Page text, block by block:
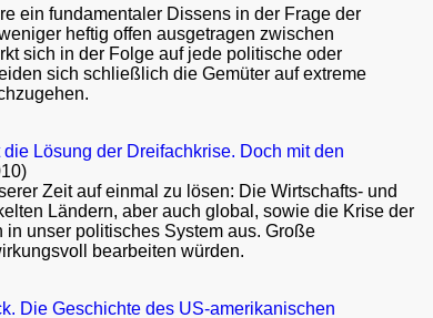
ein fundamentaler Dissens in der Frage der
heftig offen ausgetragen zwischen
sich in der Folge auf jede politische oder
sich schließlich die Gemüter auf extreme
Lösung der Dreifachkrise. Doch mit den
Zeit auf einmal zu lösen: Die Wirtschafts- und
Ländern, aber auch global, sowie die Krise der
unser politisches System aus. Große
bearbeiten würden.
Die Geschichte des US-amerikanischen